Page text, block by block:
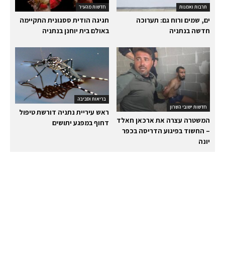
חדשות מהעיר
חגיגה הודית ססגונית התקיימה
באולם בית יוחנן בנתניה
תרבות ואמנות
ים, שמים ורוח גם: תערוכה
חדשה בנתניה
בריאות וסביבה
ראש עיריית נתניה דורשת טיפול
דחוף במפגע יתושים
חדשות ישובי השרון
המשטרה עצרה את ארכאן חאלד
– החשוד בפיגוע הדריסה בכפר
יונה